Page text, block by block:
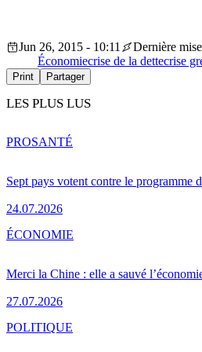
Jun 26, 2015 - 10:11
Dernière
Économiecrise de la dettecrise
Print Partager
LES PLUS LUS
Sept pays votent contre le programme
24.07.2026
PROSANTÉ
Merci la Chine : elle a sauvé
27.07.2026
ÉCONOMIE
POLITIQUE